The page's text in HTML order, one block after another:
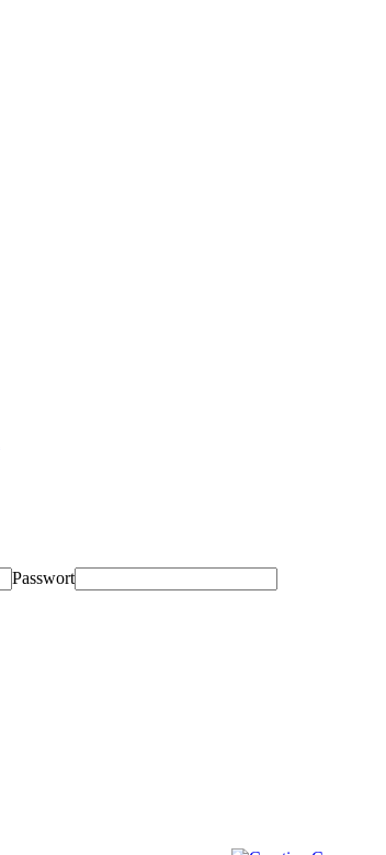
Passwort